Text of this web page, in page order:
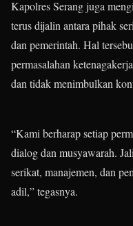
Kapolres Serang juga
terus dijalin antara pihak
dan pemerintah. Hal
permasalahan
dan tidak menimbulkan
“Kami berharap setiap
dialog dan musyawarah.
serikat, manajemen, dan
adil,” tegasnya.